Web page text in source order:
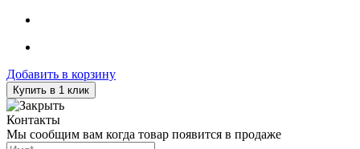
Добавить в корзину
Купить в 1 клик
Контакты
Мы сообщим вам когда товар появится в продаже